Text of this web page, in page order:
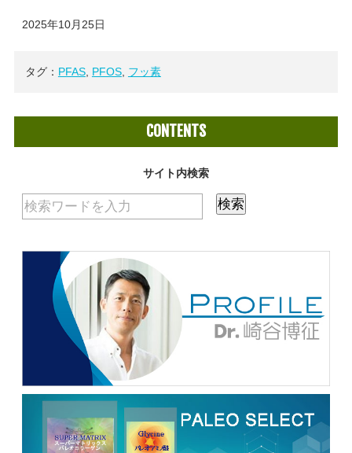
2025年10月25日
タグ： PFAS, PFOS, フッ素
CONTENTS
サイト内検索